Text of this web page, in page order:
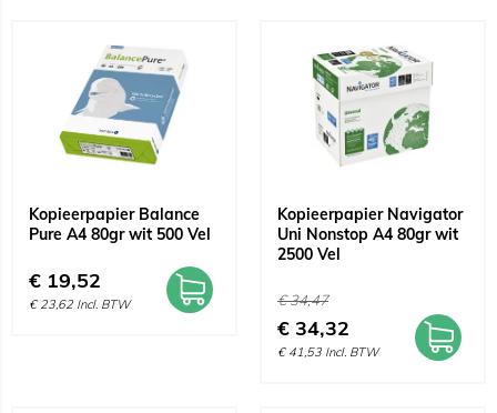
Kopieerpapier Balance
Pure A4 80gr wit 500 Vel
€ 19,52
€ 23,62 Incl. BTW
Kopieerpapier Navigator
Uni Nonstop A4 80gr wit
2500 Vel
€34,47
€ 34,32
€ 41,53 Incl. BTW